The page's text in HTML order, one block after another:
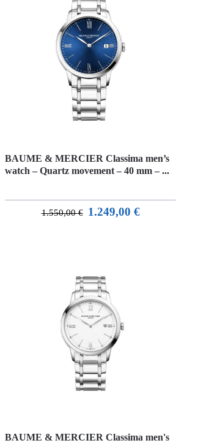
BAUME & MERCIER Classima men’s
watch – Quartz movement – 40 mm – ...
1.550,00€ 1.249,00 €
BAUME & MERCIER Classima men's